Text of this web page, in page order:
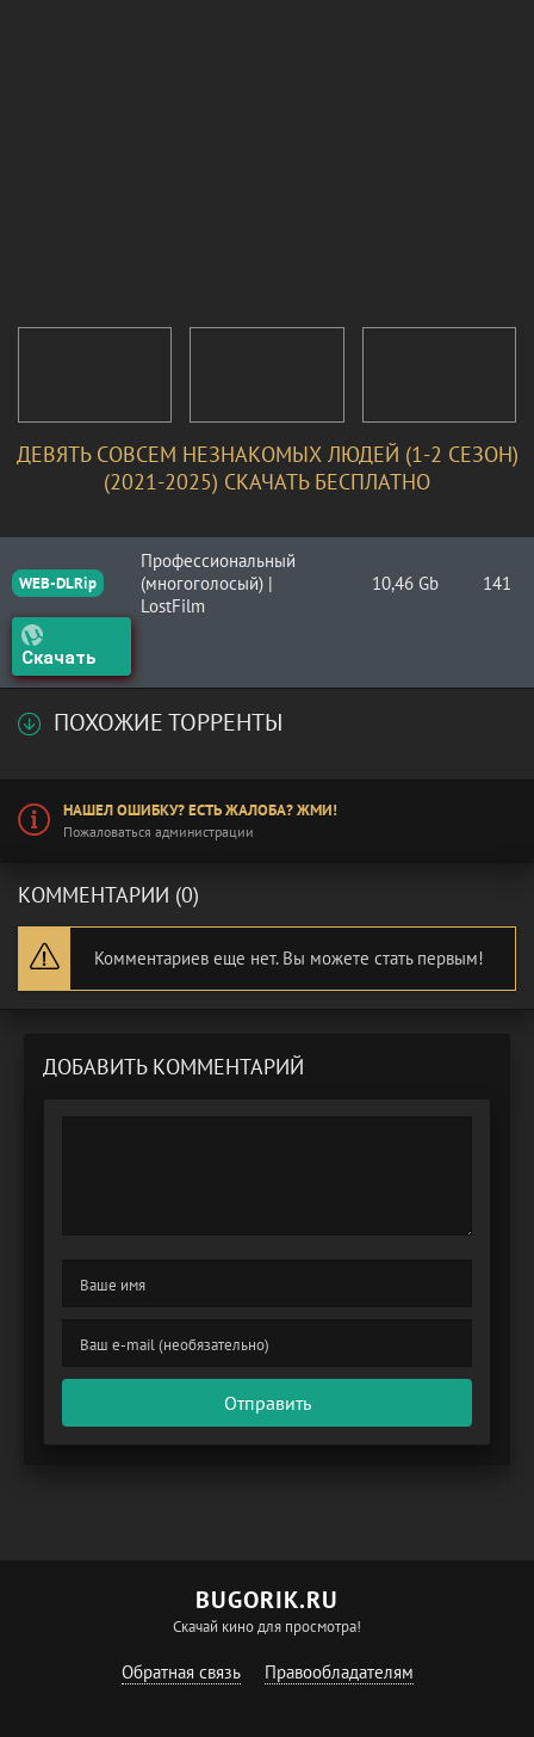
ДЕВЯТЬ СОВСЕМ НЕЗНАКОМЫХ ЛЮДЕЙ (1-2 СЕЗОН)
(2021-2025) СКАЧАТЬ БЕСПЛАТНО
WEB-DLRip
Профессиональный
(многоголосый) |
LostFilm
10,46 Gb 141
Скачать
ПОХОЖИЕ ТОРРЕНТЫ
НАШЕЛ ОШИБКУ? ЕСТЬ ЖАЛОБА? ЖМИ!
Пожаловаться администрации
КОММЕНТАРИИ (0)
Комментариев еще нет. Вы можете стать первым!
ДОБАВИТЬ КОММЕНТАРИЙ
Отправить
BUGORIK.RU
Скачай кино для просмотра!
Обратная связь Правообладателям